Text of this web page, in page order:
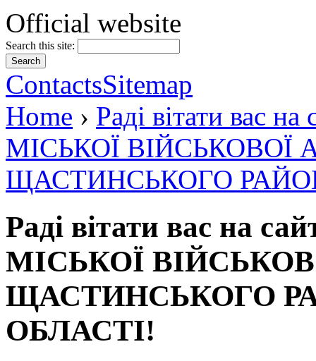
Official website
Search this site:
ContactsSitemap
Home › Раді вітати вас
МІСЬКОЇ ВІЙСЬКОВОЇ
ЩАСТИНСЬКОГО
Раді вітати вас на
МІСЬКОЇ
ЩАСТИНСЬКОГО
ОБЛАСТІ!